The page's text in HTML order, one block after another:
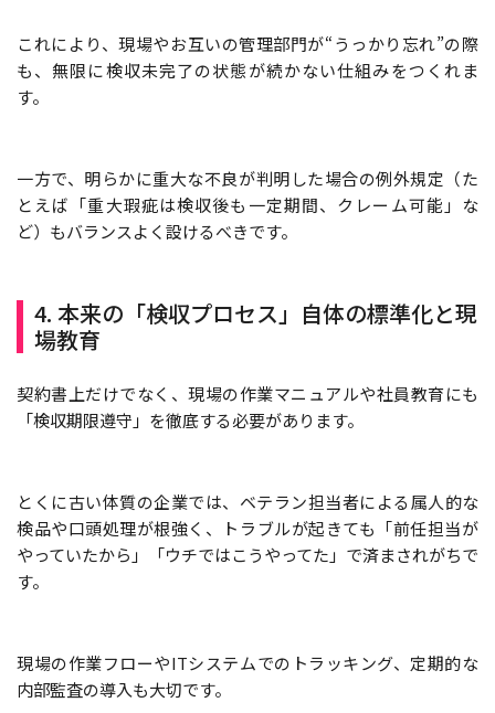
これにより、現場やお互いの管理部門が“うっかり忘れ”の際
も、無限に検収未完了の状態が続かない仕組みをつくれま
す。
一方で、明らかに重大な不良が判明した場合の例外規定（た
とえば「重大瑕疵は検収後も一定期間、クレーム可能」な
ど）もバランスよく設けるべきです。
4. 本来の「検収プロセス」自体の標準化と現
場教育
契約書上だけでなく、現場の作業マニュアルや社員教育にも
「検収期限遵守」を徹底する必要があります。
とくに古い体質の企業では、ベテラン担当者による属人的な
検品や口頭処理が根強く、トラブルが起きても「前任担当が
やっていたから」「ウチではこうやってた」で済まされがちで
す。
現場の作業フローやITシステムでのトラッキング、定期的な
内部監査の導入も大切です。